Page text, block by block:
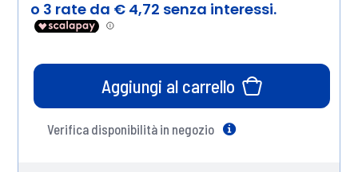
Aggiungi al carrello
Verifica disponibilità in negozio